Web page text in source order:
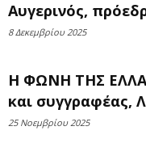
Αυγερινός,
8 Δεκεμβρίου 2025
Η ΦΩΝΗ ΤΗΣ
και συγγραφέας,
25 Νοεμβρίου 2025